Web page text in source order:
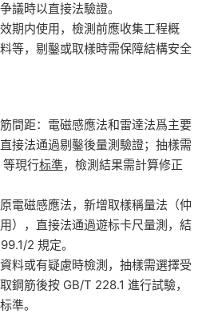
議時以直接法驗證。
期内使用，檢測前應收集工程概
等，剔鑿或取樣時需保障結構安全
間距：電磁感應法和雷達法爲主要
接法通過剔鑿後量測驗證；抽樣需
現行标準，檢測結果需計算修正
電磁感應法，新增取樣稱量法（仲
），直接法通過遊标卡尺量測，結
2 規定。
料或有疑慮時檢測，抽樣需選擇受
鋼筋後按 GB/T 228.1 進行試驗，
準。